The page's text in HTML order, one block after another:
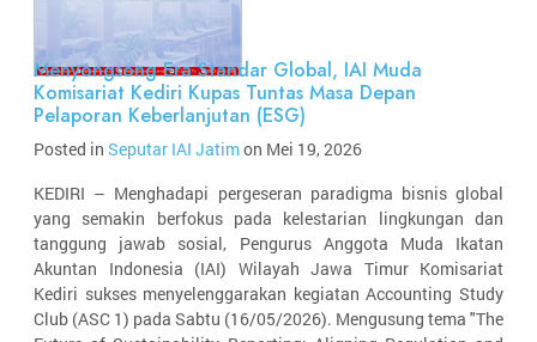
Menyongsong Era Standar Global, IAI Muda
Komisariat Kediri Kupas Tuntas Masa Depan
Pelaporan Keberlanjutan (ESG)
Posted in Seputar IAI Jatimon Mei 19, 2026
KEDIRI – Menghadapi pergeseran paradigma bisnis global
yang semakin berfokus pada kelestarian lingkungan dan
tanggung jawab sosial, Pengurus Anggota Muda Ikatan
Akuntan Indonesia (IAI) Wilayah Jawa Timur Komisariat
Kediri sukses menyelenggarakan kegiatan Accounting Study
Club (ASC 1) pada Sabtu (16/05/2026). Mengusung tema "The